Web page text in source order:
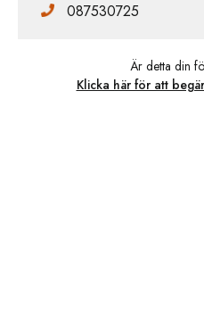
087530725
Är detta din
Klicka här för att